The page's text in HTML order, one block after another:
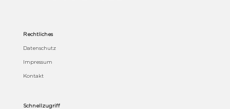
Rechtliches
Datenschutz
Impressum
Kontakt
Schnellzugriff